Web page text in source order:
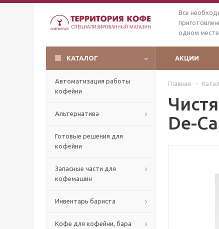
Все
одном месте
КАТАЛОГ АКЦИИ
Автоматизация работы
кофейни
Альтернатива
Готовые решения для
кофейни
Запасные части для
кофемашин
Инвентарь бариста
Кофе для кофейни, бара
Главная -
De-